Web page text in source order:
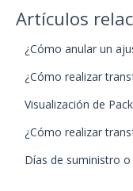
Artículos
¿Cómo anular un
¿Cómo realizar
Visualización de
¿Cómo realizar
Días de suministro